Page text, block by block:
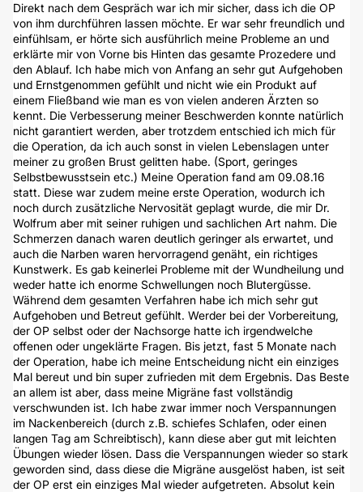
Direkt nach dem Gespräch war ich mir sicher, dass ich die OP
von ihm durchführen lassen möchte. Er war sehr freundlich und
einfühlsam, er hörte sich ausführlich meine Probleme an und
erklärte mir von Vorne bis Hinten das gesamte Prozedere und
den Ablauf. Ich habe mich von Anfang an sehr gut Aufgehoben
und Ernstgenommen gefühlt und nicht wie ein Produkt auf
einem Fließband wie man es von vielen anderen Ärzten so
kennt. Die Verbesserung meiner Beschwerden konnte natürlich
nicht garantiert werden, aber trotzdem entschied ich mich für
die Operation, da ich auch sonst in vielen Lebenslagen unter
meiner zu großen Brust gelitten habe. (Sport, geringes
Selbstbewusstsein etc.) Meine Operation fand am 09.08.16
statt. Diese war zudem meine erste Operation, wodurch ich
noch durch zusätzliche Nervosität geplagt wurde, die mir Dr.
Wolfrum aber mit seiner ruhigen und sachlichen Art nahm. Die
Schmerzen danach waren deutlich geringer als erwartet, und
auch die Narben waren hervorragend genäht, ein richtiges
Kunstwerk. Es gab keinerlei Probleme mit der Wundheilung und
weder hatte ich enorme Schwellungen noch Blutergüsse.
Während dem gesamten Verfahren habe ich mich sehr gut
Aufgehoben und Betreut gefühlt. Werder bei der Vorbereitung,
der OP selbst oder der Nachsorge hatte ich irgendwelche
offenen oder ungeklärte Fragen. Bis jetzt, fast 5 Monate nach
der Operation, habe ich meine Entscheidung nicht ein einziges
Mal bereut und bin super zufrieden mit dem Ergebnis. Das Beste
an allem ist aber, dass meine Migräne fast vollständig
verschwunden ist. Ich habe zwar immer noch Verspannungen
im Nackenbereich (durch z.B. schiefes Schlafen, oder einen
langen Tag am Schreibtisch), kann diese aber gut mit leichten
Übungen wieder lösen. Dass die Verspannungen wieder so stark
geworden sind, dass diese die Migräne ausgelöst haben, ist seit
der OP erst ein einziges Mal wieder aufgetreten. Absolut kein